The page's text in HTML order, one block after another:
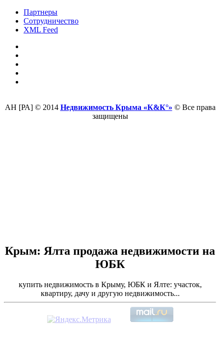
Партнеры
Сотрудничество
XML Feed
АН [РА] © 2014 Недвижимость Крыма «К&К°» © Все права
защищены
Крым: Ялта продажа недвижимости на
ЮБК
купить недвижимость в Крыму, ЮБК и Ялте: участок,
квартиру, дачу и другую недвижимость...